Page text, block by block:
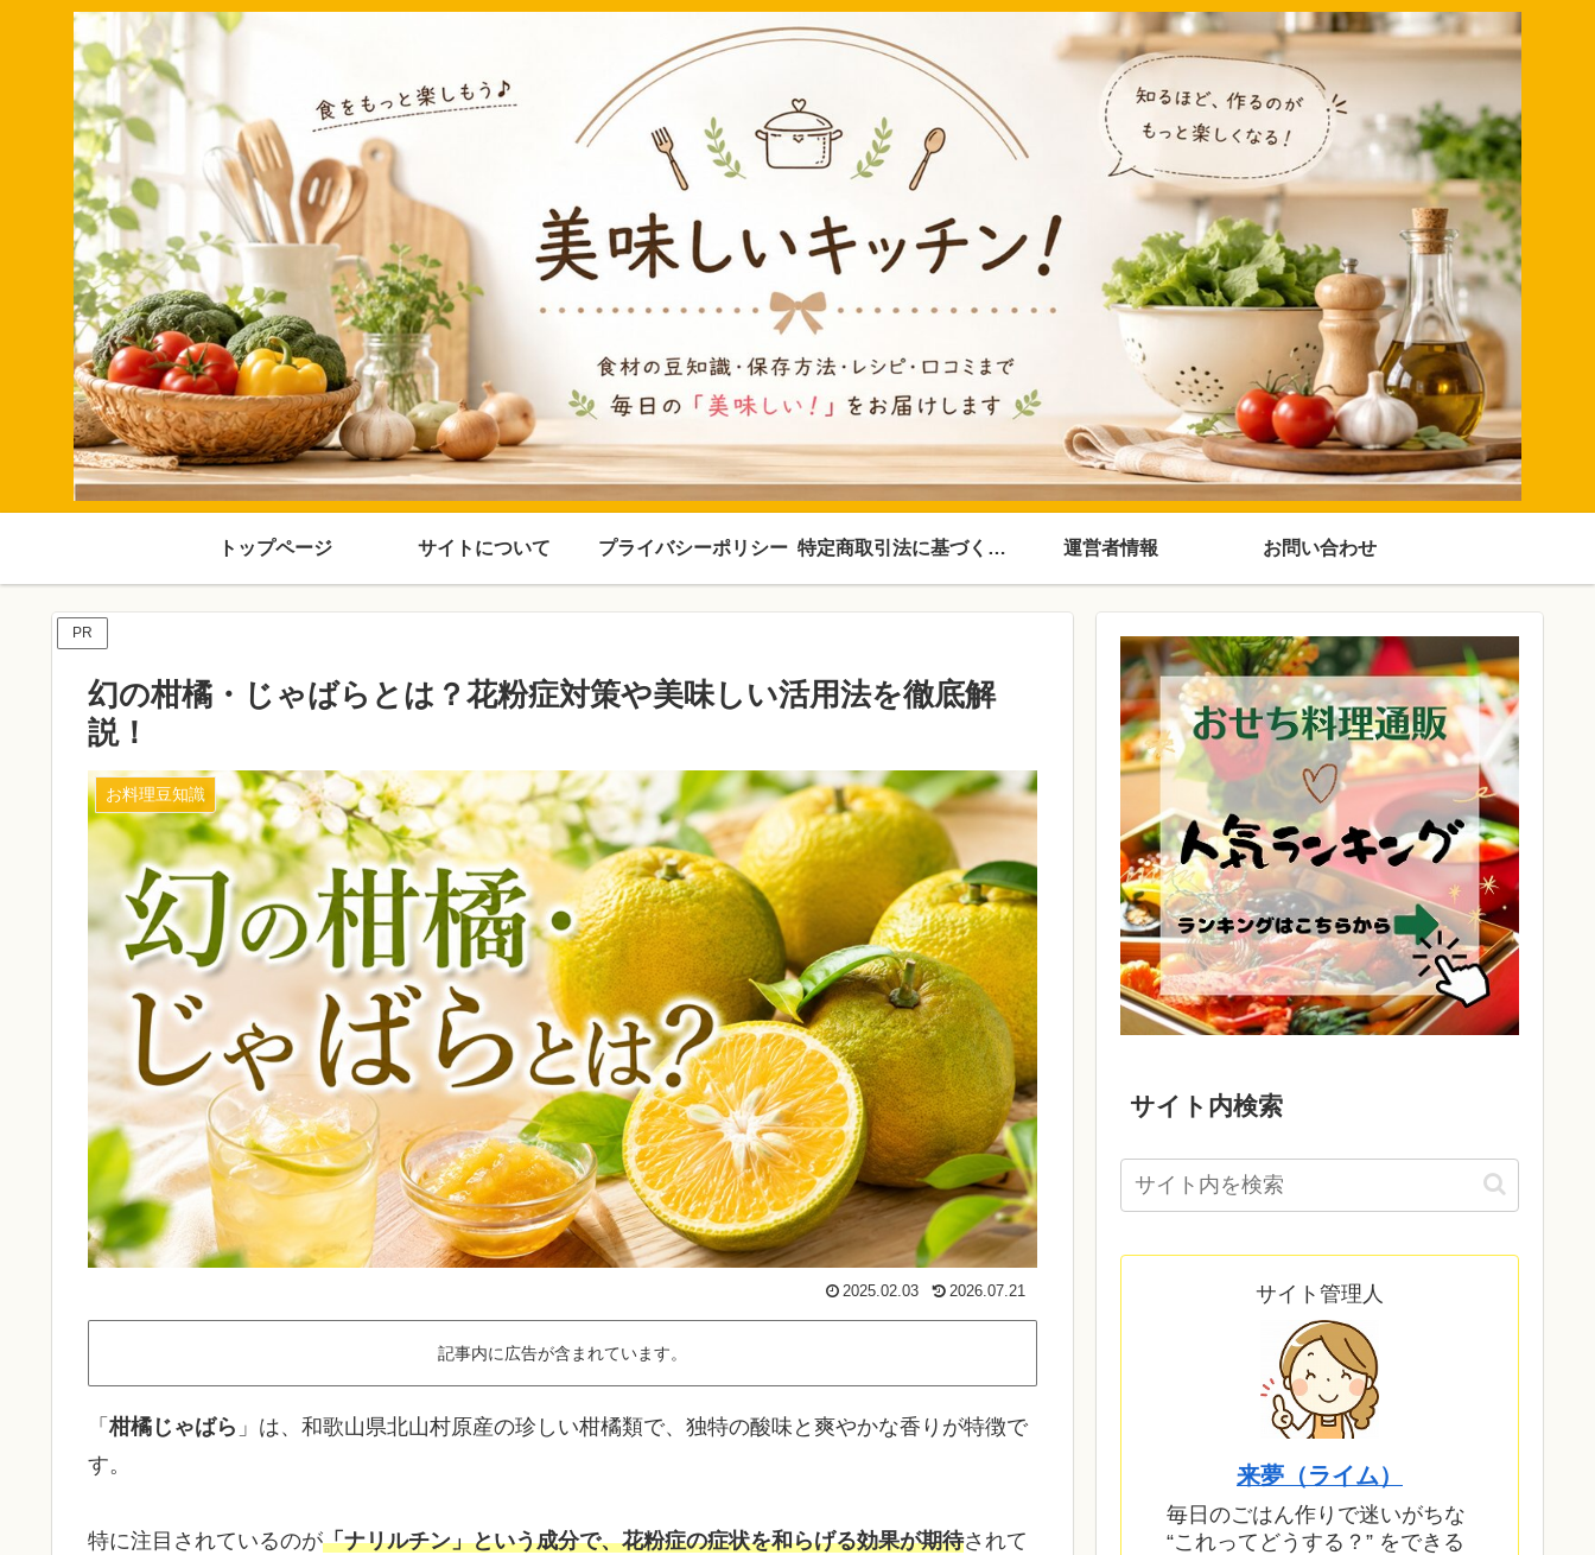
トップページ サイトについて プライバシーポリシー 特定商取引法に基づく表記 運営者情報 お問い合わせ
PR
幻の柑橘・じゃばらとは？花粉症対策や美味しい活用法を徹底解
説！
お料理豆知識
2025.02.03 2026.07.21
記事内に広告が含まれています。
「柑橘じゃばら 」は、和歌山県北山村原産の珍しい柑橘類で、独特の酸味と爽やかな香りが特徴で
す。
特に注目されているのが「ナリルチン」という成分で、花粉症の症状を和らげる効果が期待されて
サイト内検索
サイト管理人
来夢（ライム）
毎日のごはん作りで迷いがちな
“これってどうする？” をできる